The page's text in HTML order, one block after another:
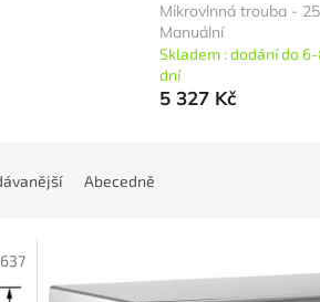
Mikrovlnná trouba -
Manuální
Skladem : dodání do
dní
5 327 Kč
Abecedně